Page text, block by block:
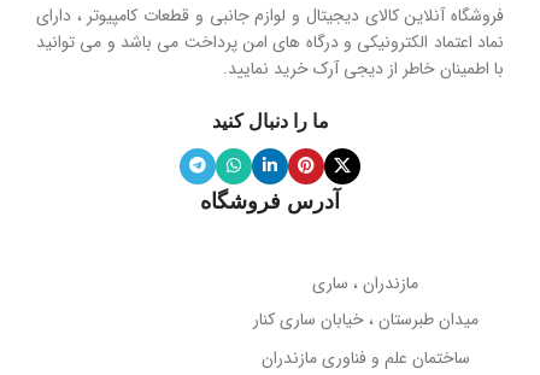
فروشگاه آنلاین کالای دیجیتال و لوازم جانبی و قطعات کامپیوتر ، دارای
نماد اعتماد الکترونیکی و درگاه های امن پرداخت می باشد و می توانید
با اطمینان خاطر از دیجی آرک خرید نمایید.
ما را دنبال کنید
آدرس فروشگاه
مازندران ، ساری
میدان طبرستان ، خیابان ساری کنار
ساختمان علم و فناوری مازندران